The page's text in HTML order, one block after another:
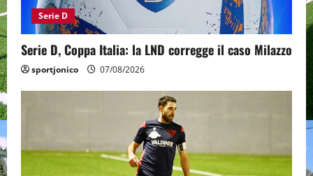
Serie D
Serie D, Coppa Italia: la LND corregge il caso Milazzo
sportjonico 07/08/2026